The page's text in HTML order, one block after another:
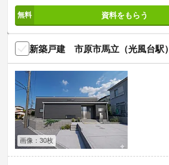
資料をもらう
新築戸建 市原市馬立（光風台駅）
画像：30枚